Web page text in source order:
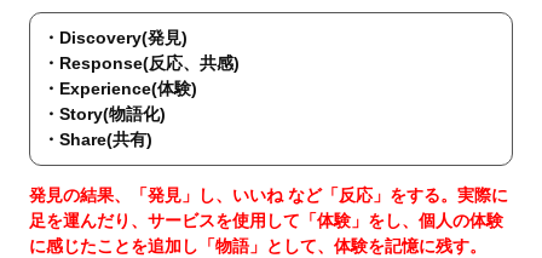
・Discovery(発見)
・Response(反応、共感)
・Experience(体験)
・Story(物語化)
・Share(共有)
発見の結果、「発見」し、 いいね など「反応」をする。 実際に
足を運んだり、サービスを使用して「体験」をし、 個人の体験
に感じたことを追加し「物語」として、体験を記憶に残す。